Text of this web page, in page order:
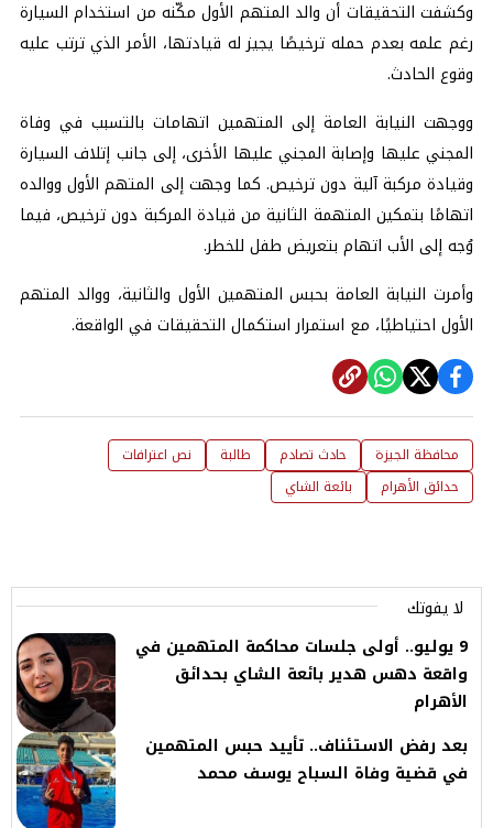
وكشفت التحقيقات أن والد المتهم الأول مكّنه من استخدام السيارة
رغم علمه بعدم حمله ترخيصًا يجيز له قيادتها، الأمر الذي ترتب عليه
وقوع الحادث.
ووجهت النيابة العامة إلى المتهمين اتهامات بالتسبب في وفاة
المجني عليها وإصابة المجني عليها الأخرى، إلى جانب إتلاف السيارة
وقيادة مركبة آلية دون ترخيص. كما وجهت إلى المتهم الأول ووالده
اتهامًا بتمكين المتهمة الثانية من قيادة المركبة دون ترخيص، فيما
وُجه إلى الأب اتهام بتعريض طفل للخطر.
وأمرت النيابة العامة بحبس المتهمين الأول والثانية، ووالد المتهم
الأول احتياطيًا، مع استمرار استكمال التحقيقات في الواقعة.
محافظة الجيزة حادث تصادم طالبة
نص اعترافات
حدائق الأهرام
بائعة الشاي
لا يفوتك
9 يوليو.. أولى جلسات محاكمة المتهمين في
واقعة دهس هدير بائعة الشاي بحدائق
الأهرام
بعد رفض الاستئناف.. تأييد حبس المتهمين
في قضية وفاة السباح يوسف محمد